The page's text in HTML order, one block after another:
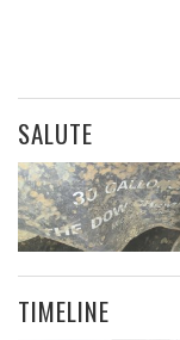
SALUTE
TIMELINE